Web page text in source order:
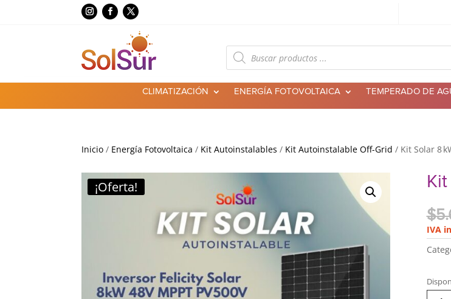
Búsqueda
de
productos
CLIMATIZACIÓN ENERGÍA FOTOVOLTAICA TEMPERADO DE
Inicio / Energía Fotovoltaica / Kit Autoinstalables / Kit Autoinstalable Off-Grid / Kit Solar 8
¡Oferta!
$
IVA